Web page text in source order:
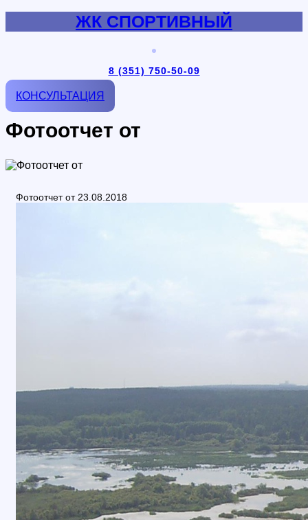
ЖК СПОРТИВНЫЙ
8 (351) 750-50-09
КОНСУЛЬТАЦИЯ
Фотоотчет от
Фотоотчет от 23.08.2018